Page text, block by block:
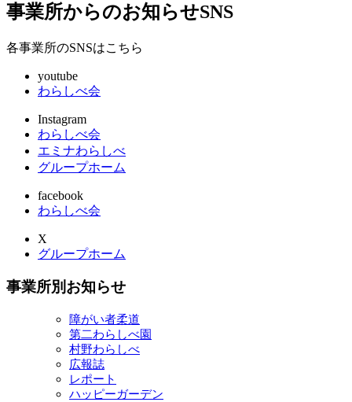
事業所からのお知らせSNS
各事業所のSNSはこちら
youtube
わらしべ会
Instagram
わらしべ会
エミナわらしべ
グループホーム
facebook
わらしべ会
X
グループホーム
事業所別お知らせ
障がい者柔道
第二わらしべ園
村野わらしべ
広報誌
レポート
ハッピーガーデン